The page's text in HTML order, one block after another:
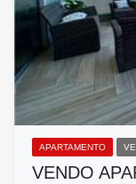
APARTAMENTO
VENDO